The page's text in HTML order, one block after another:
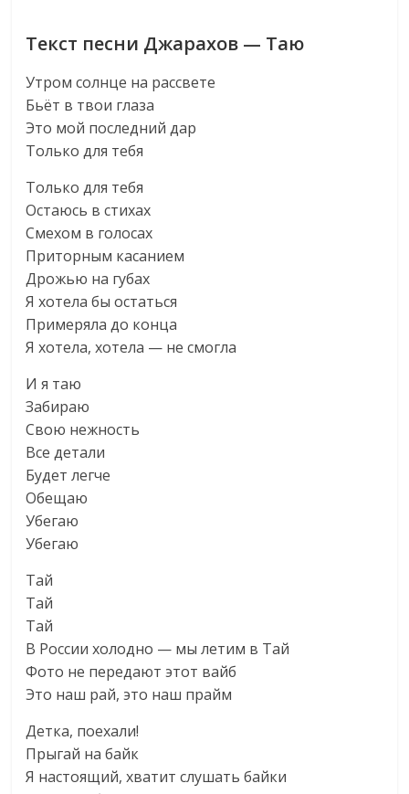
Текст песни Джарахов — Таю
Утром солнце на рассвете
Бьёт в твои глаза
Это мой последний дар
Только для тебя
Только для тебя
Остаюсь в стихах
Смехом в голосах
Приторным касанием
Дрожью на губах
Я хотела бы остаться
Примеряла до конца
Я хотела, хотела — не смогла
И я таю
Забираю
Свою нежность
Все детали
Будет легче
Обещаю
Убегаю
Убегаю
Тай
Тай
Тай
В России холодно — мы летим в Тай
Фото не передают этот вайб
Это наш рай, это наш прайм
Детка, поехали!
Прыгай на байк
Я настоящий, хватит слушать байки